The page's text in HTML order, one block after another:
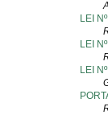
LEI
LEI
LEI